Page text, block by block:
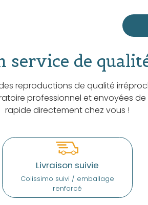
service de
reproductions de qualité
professionnel et envoyées
rapide directement chez vous !
Livraison suivie
Colissimo suivi / emballage
renforcé